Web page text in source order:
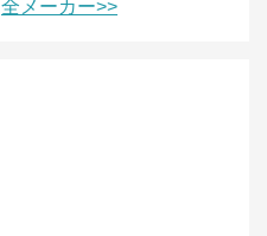
全メーカー>>